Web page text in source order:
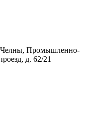
Челны, Промышленно-
д. 62/21